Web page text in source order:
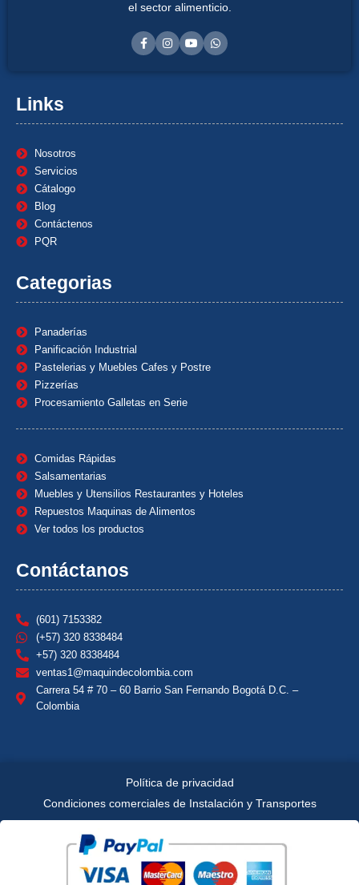
el sector alimenticio.
Links
Nosotros
Servicios
Cátalogo
Blog
Contáctenos
PQR
Categorias
Panaderías
Panificación Industrial
Pastelerias y Muebles Cafes y Postre
Pizzerías
Procesamiento Galletas en Serie
Comidas Rápidas
Salsamentarias
Muebles y Utensilios Restaurantes y Hoteles
Repuestos Maquinas de Alimentos
Ver todos los productos
Contáctanos
(601) 7153382
(+57) 320 8338484
+57) 320 8338484
ventas1@maquindecolombia.com
Carrera 54 # 70 – 60 Barrio San Fernando Bogotá D.C. –
Colombia
Política de privacidad
Condiciones comerciales de Instalación y Transportes